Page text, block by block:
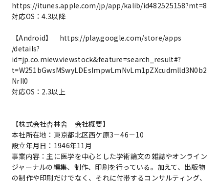
https://itunes.apple.com/jp/app/kalib/id482525158?mt=8
対応OS：4.3以降
【Android】 https://play.google.com/store/apps
/details?
id=jp.co.miew.viewstock&feature=search_result#?
t=W251bGwsMSwyLDEsImpwLmNvLm1pZXcudmlld3N0b2
NrIl0
対応OS：2.3以上
【株式会社杏林舍 会社概要】
本社所在地：東京都北区西ケ原3－46－10
設立年月日：1946年11月
事業内容：主に医学を中心とした学術論文の雑誌やオンライン
ジャーナルの編集、制作、印刷を行っている。加えて、出版物
の制作や印刷だけでなく、それに付帯するコンサルティング、